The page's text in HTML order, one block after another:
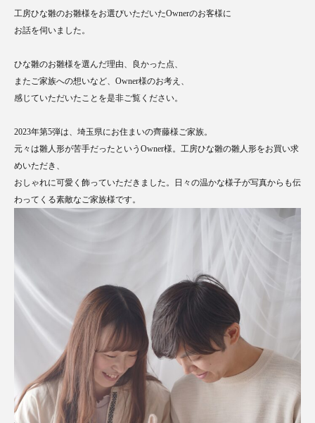
工房ひな雛のお雛様をお選びいただいたOwnerのお客様に
お話を伺いました。
ひな雛のお雛様を選んだ理由、良かった点、
またご家族への想いなど、Owner様のお考え、
感じていただいたことを是非ご覧ください。
2023年第5弾は、埼玉県にお住まいの齊藤様ご家族。
元々は雛人形が苦手だったというOwner様。工房ひな雛の雛人形をお買い求
めいただき、
おしゃれに可愛く飾っていただきました。日々の温かな様子が写真からも伝
わってくる素敵なご家族様です。